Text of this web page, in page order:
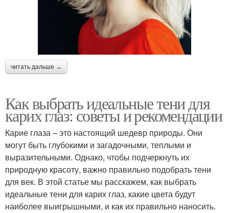
читать дальше →
Как выбрать идеальные тени для
карих глаз: советы и рекомендации
Карие глаза – это настоящий шедевр природы. Они
могут быть глубокими и загадочными, теплыми и
выразительными. Однако, чтобы подчеркнуть их
природную красоту, важно правильно подобрать тени
для век. В этой статье мы расскажем, как выбрать
идеальные тени для карих глаз, какие цвета будут
наиболее выигрышными, и как их правильно наносить.